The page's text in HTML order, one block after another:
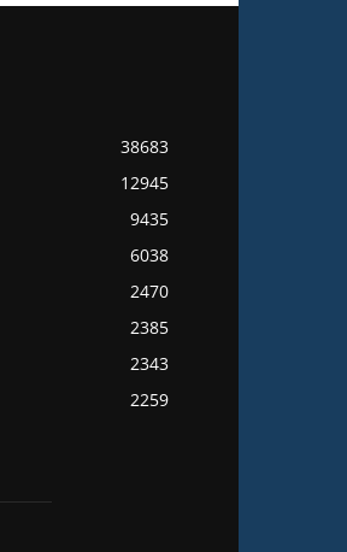
38683
12945
9435
6038
2470
2385
2343
2259